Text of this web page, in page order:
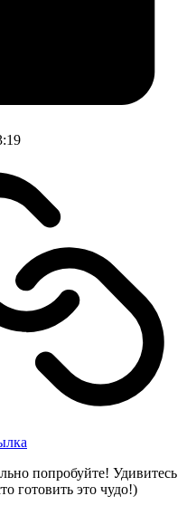
попробуйте! Удивитесь
готовить это чудо!)